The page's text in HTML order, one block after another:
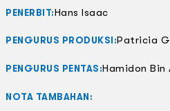
PENERBIT:Hans Isaac
PENGURUS PRODUKSI:Patricia
PENGURUS PENTAS:Hamidon Bin
NOTA TAMBAHAN: